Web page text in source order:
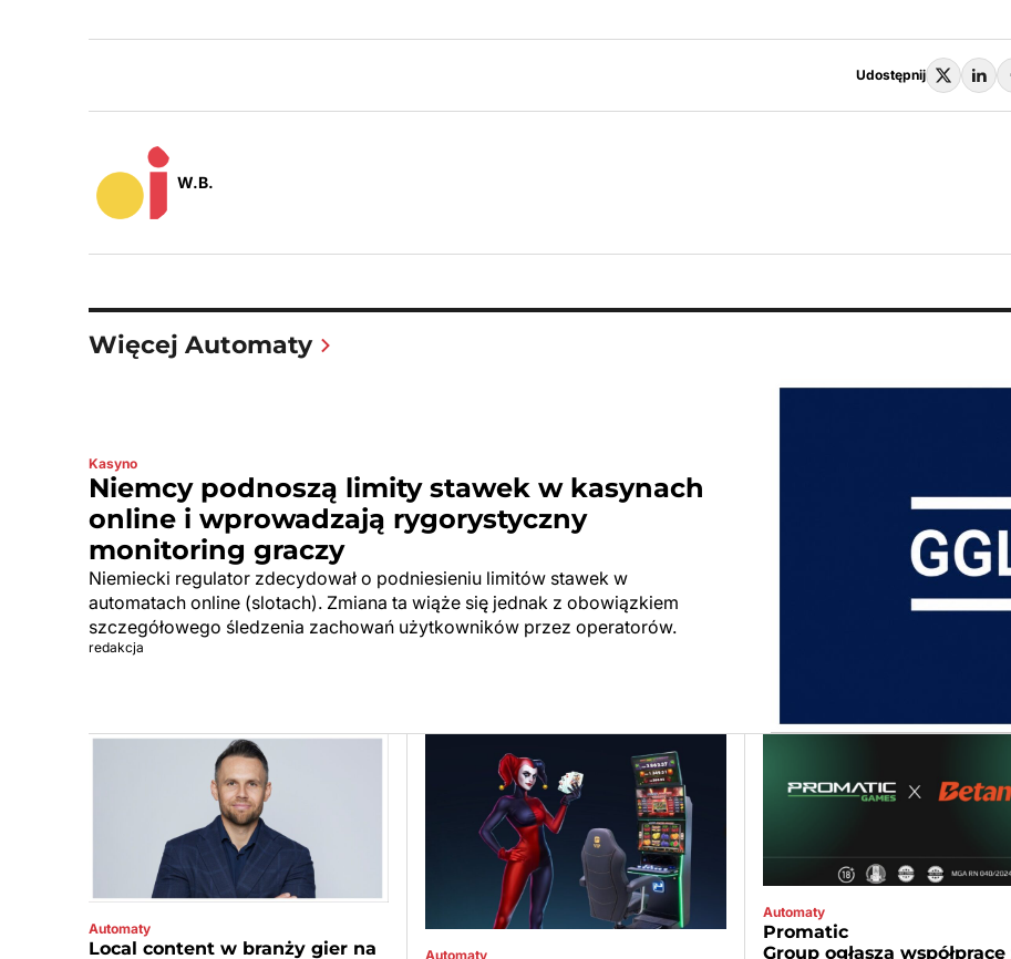
Udostępnij
W.B.
Więcej Automaty
Kasyno
Niemcy podnoszą limity stawek w kasynach
online i wprowadzają rygorystyczny
monitoring graczy
Niemiecki regulator zdecydował o podniesieniu limitów stawek w
automatach online (slotach). Zmiana ta wiąże się jednak z obowiązkiem
szczegółowego śledzenia zachowań użytkowników przez operatorów.
redakcja
Automaty
Local content w branży gier na Automaty
Automaty
Promatic
Group ogłasza współpracę